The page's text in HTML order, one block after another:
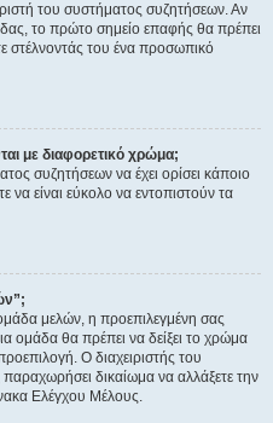
του συστήματος συζητήσεων. Αν
το πρώτο σημείο επαφής θα πρέπει
στέλνοντάς του ένα προσωπικό
με διαφορετικό χρώμα;
συζητήσεων να έχει ορίσει κάποιο
είναι εύκολο να εντοπιστούν τα
μελών, η προεπιλεγμένη σας
ομάδα θα πρέπει να δείξει το χρώμα
Ο διαχειριστής του
δικαίωμα να αλλάξετε την
Ελέγχου Μέλους.